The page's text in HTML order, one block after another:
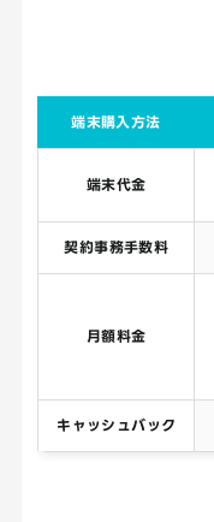
端末購入方法
端末代金
契約事務手数料
月額料金
キャッシュバック